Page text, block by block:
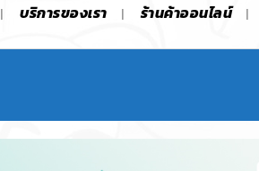
บริการของเรา ร้านค้าออนไลน์